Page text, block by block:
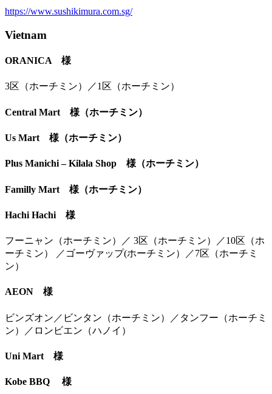
https://www.sushikimura.com.sg/
Vietnam
ORANICA 様
3区（ホーチミン）／1区（ホーチミン）
Central Mart 様（ホーチミン）
Us Mart 様（ホーチミン）
Plus Manichi – Kilala Shop 様（ホーチミン）
Familly Mart 様（ホーチミン）
Hachi Hachi 様
フーニャン（ホーチミン）／ 3区（ホーチミン）／10区（ホ
ーチミン） ／ゴーヴァップ(ホーチミン）／7区（ホーチミ
ン）
AEON 様
ビンズオン／ビンタン（ホーチミン）／タンフー（ホーチミ
ン）／ロンビエン（ハノイ）
Uni Mart 様
Kobe BBQ 様